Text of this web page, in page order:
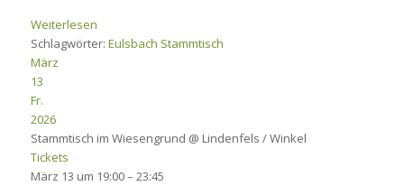
Weiterlesen
Schlagwörter: Eulsbach Stammtisch
März
13
Fr.
2026
Stammtisch im Wiesengrund @ Lindenfels / Winkel
Tickets
März 13 um 19:00 – 23:45